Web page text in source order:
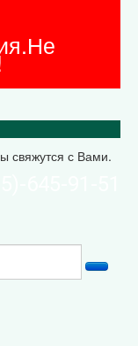
свяжутся с Вами.